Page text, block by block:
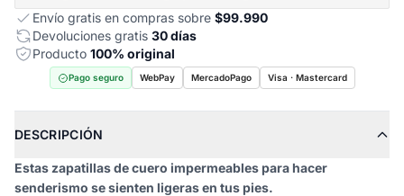
Envío gratis en compras sobre $99.990
Devoluciones gratis 30 días
Producto 100% original
Pago seguro WebPay MercadoPago Visa · Mastercard
DESCRIPCIÓN
Estas zapatillas de cuero impermeables para hacer
senderismo se sienten ligeras en tus pies.